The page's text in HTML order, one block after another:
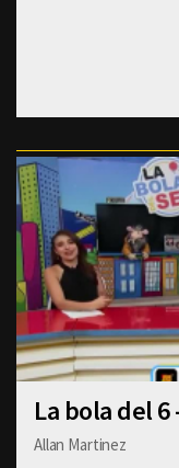
La bola del 6
Allan Martinez